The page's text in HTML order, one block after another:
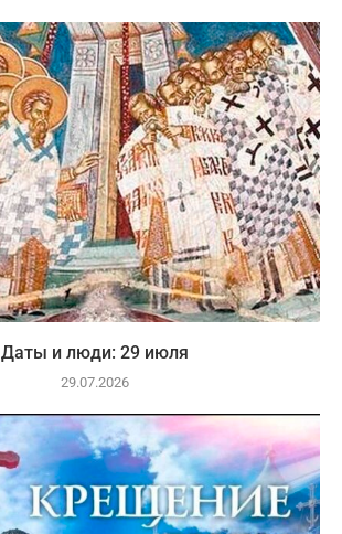
Даты и люди: 29 июля
29.07.2026